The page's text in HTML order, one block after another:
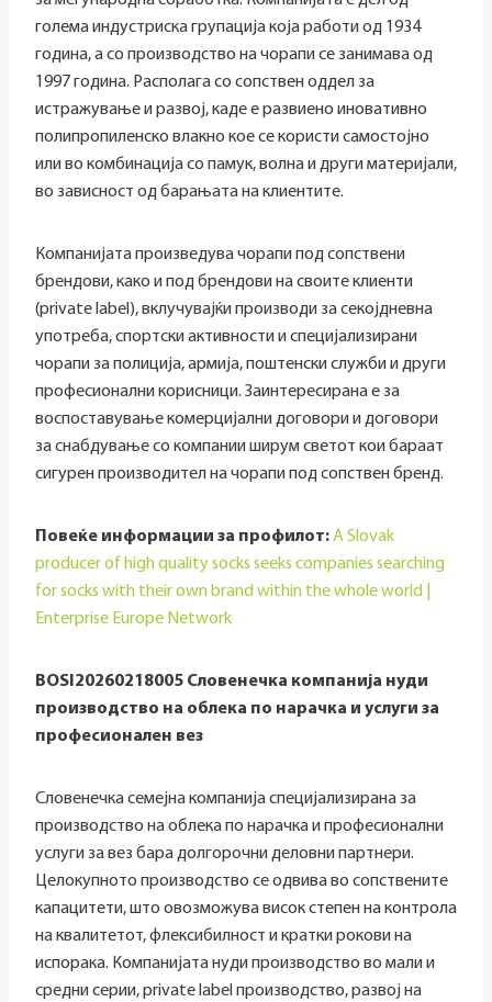
голема индустриска групација која работи од 1934
година, а со производство на чорапи се занимава од
1997 година. Располага со сопствен оддел за
истражување и развој, каде е развиено иновативно
полипропиленско влакно кое се користи самостојно
или во комбинација со памук, волна и други материјали,
во зависност од барањата на клиентите.
Компанијата произведува чорапи под сопствени
брендови, како и под брендови на своите клиенти
(private label), вклучувајќи производи за секојдневна
употреба, спортски активности и специјализирани
чорапи за полиција, армија, поштенски служби и други
професионални корисници. Заинтересирана е за
воспоставување комерцијални договори и договори
за снабдување со компании ширум светот кои бараат
сигурен производител на чорапи под сопствен бренд.
Повеќе информации за профилот:A Slovak
producer of high quality socks seeks companies searching
for socks with their own brand within the whole world |
Enterprise Europe Network
BOSI20260218005 Словенечка компанија нуди
производство на облека по нарачка и услуги за
професионален вез
Словенечка семејна компанија специјализирана за
производство на облека по нарачка и професионални
услуги за вез бара долгорочни деловни партнери.
Целокупното производство се одвива во сопствените
капацитети, што овозможува висок степен на контрола
на квалитетот, флексибилност и кратки рокови на
испорака. Компанијата нуди производство во мали и
средни серии, private label производство, развој на